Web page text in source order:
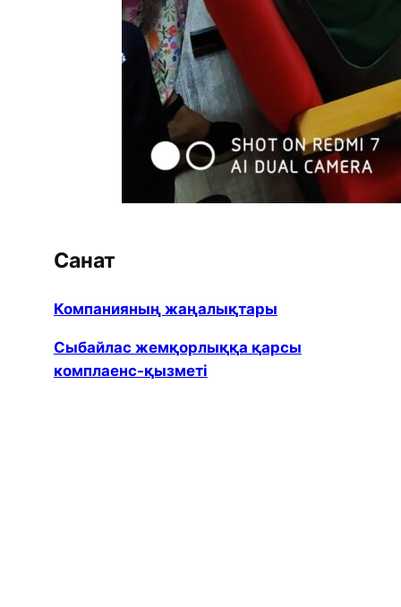
Санат
Компанияның жаңалықтары
Сыбайлас жемқорлыққа қарсы
комплаенс-қызметі